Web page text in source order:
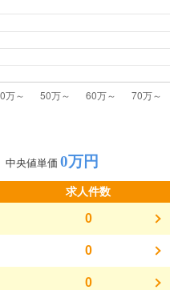
中央値単価 0万円
求人件数
0
0
0